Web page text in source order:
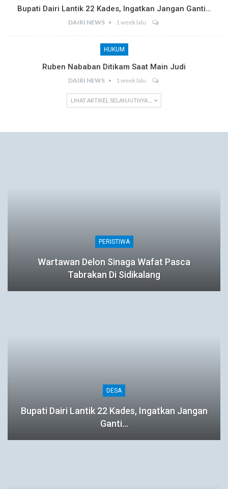
Bupati Dairi Lantik 22 Kades, Ingatkan Jangan Ganti…
DAIRI NEWS 1 week lalu
HUKUM
Ruben Nababan Ditikam Saat Main Judi
DAIRI NEWS 1 week lalu
LIHAT ARTIKEL SELANJUTNYA ...
PERISTIWA
Wartawan Delon Sinaga Wafat Pasca
Tabrakan Di Sidikalang
DESA
Bupati Dairi Lantik 22 Kades, Ingatkan Jangan
Ganti…